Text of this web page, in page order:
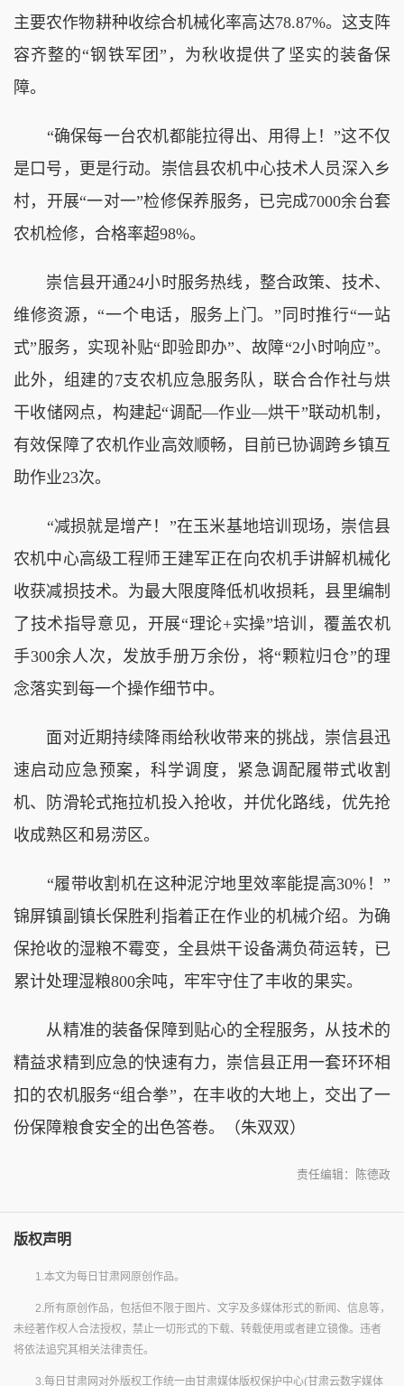
主要农作物耕种收综合机械化率高达78.87%。这支阵
容齐整的“钢铁军团”，为秋收提供了坚实的装备保
障。
“确保每一台农机都能拉得出、用得上！”这不仅
是口号，更是行动。崇信县农机中心技术人员深入乡
村，开展“一对一”检修保养服务，已完成7000余台套
农机检修，合格率超98%。
崇信县开通24小时服务热线，整合政策、技术、
维修资源，“一个电话，服务上门。”同时推行“一站
式”服务，实现补贴“即验即办”、故障“2小时响应”。
此外，组建的7支农机应急服务队，联合合作社与烘
干收储网点，构建起“调配—作业—烘干”联动机制，
有效保障了农机作业高效顺畅，目前已协调跨乡镇互
助作业23次。
“减损就是增产！”在玉米基地培训现场，崇信县
农机中心高级工程师王建军正在向农机手讲解机械化
收获减损技术。为最大限度降低机收损耗，县里编制
了技术指导意见，开展“理论+实操”培训，覆盖农机
手300余人次，发放手册万余份，将“颗粒归仓”的理
念落实到每一个操作细节中。
面对近期持续降雨给秋收带来的挑战，崇信县迅
速启动应急预案，科学调度，紧急调配履带式收割
机、防滑轮式拖拉机投入抢收，并优化路线，优先抢
收成熟区和易涝区。
“履带收割机在这种泥泞地里效率能提高30%！”
锦屏镇副镇长保胜利指着正在作业的机械介绍。为确
保抢收的湿粮不霉变，全县烘干设备满负荷运转，已
累计处理湿粮800余吨，牢牢守住了丰收的果实。
从精准的装备保障到贴心的全程服务，从技术的
精益求精到应急的快速有力，崇信县正用一套环环相
扣的农机服务“组合拳”，在丰收的大地上，交出了一
份保障粮食安全的出色答卷。（朱双双）
责任编辑：陈德政
版权声明
1.本文为每日甘肃网原创作品。
2.所有原创作品，包括但不限于图片、文字及多媒体形式的新闻、信息等，
未经著作权人合法授权，禁止一切形式的下载、转载使用或者建立镜像。违者
将依法追究其相关法律责任。
3.每日甘肃网对外版权工作统一由甘肃媒体版权保护中心(甘肃云数字媒体